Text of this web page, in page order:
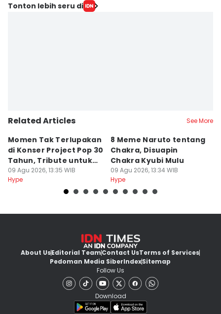
Tonton lebih seru di
Related Articles See More
Momen Tak Terlupakan
di Konser Project Pop 30
Tahun, Tribute untuk
Oon
09 Agu 2026, 13:35 WIB
Hype
8 Meme Naruto tentang
Chakra, Disuapin
Chakra Kyubi Mulu
09 Agu 2026, 13:34 WIB
Hype
About UsEditorial TeamContact UsTerms of Services
Pedoman Media SiberIndexSitemap
Follow Us
Download